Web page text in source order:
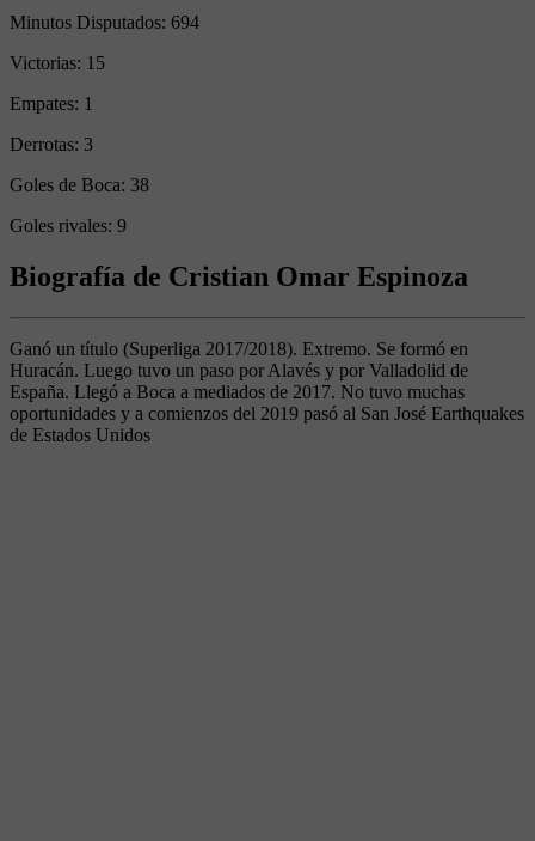
Minutos Disputados: 694
Victorias: 15
Empates: 1
Derrotas: 3
Goles de Boca: 38
Goles rivales: 9
Biografía de Cristian Omar Espinoza
Ganó un título (Superliga 2017/2018). Extremo. Se formó en
Huracán. Luego tuvo un paso por Alavés y por Valladolid de
España. Llegó a Boca a mediados de 2017. No tuvo muchas
oportunidades y a comienzos del 2019 pasó al San José Earthquakes
de Estados Unidos